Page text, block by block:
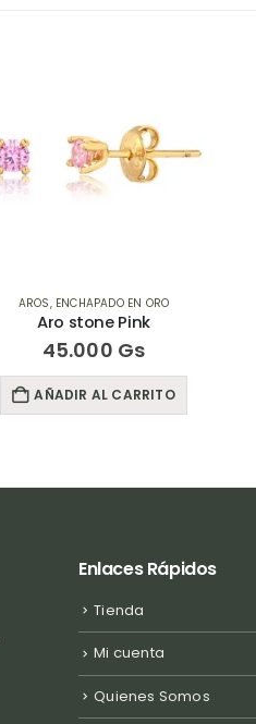
AROS, ENCHAPADO EN ORO
Aro stone Pink
45.000 Gs
AÑADIR AL CARRITO
Enlaces Rápidos
Tienda
Mi cuenta
Quienes Somos